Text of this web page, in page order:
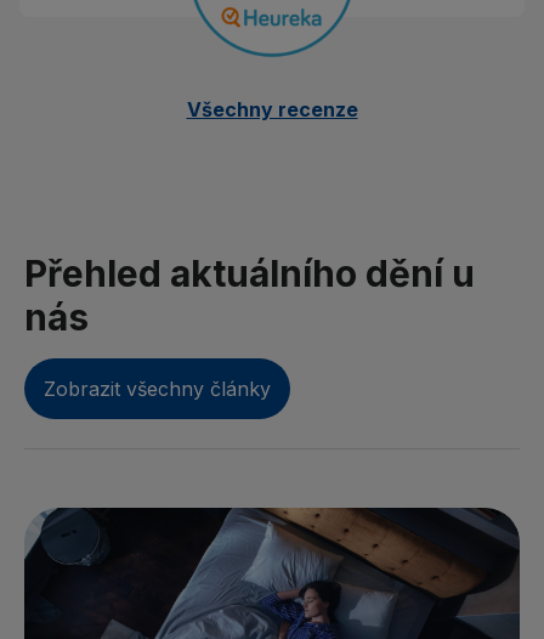
Všechny recenze
Přehled aktuálního dění u
nás
Zobrazit všechny články